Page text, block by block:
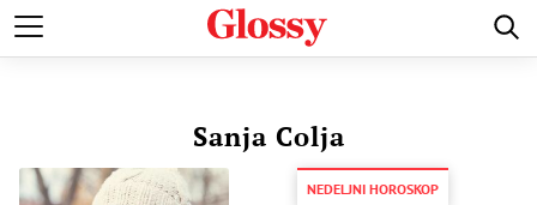
POZNATI MODA I LEPOTA ZDRAVI I SREĆNI LJUBAV
Sanja Colja
​NEDELJNI HOROSKOP